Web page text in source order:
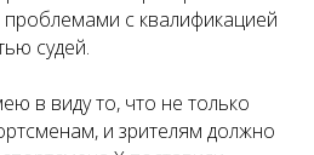
с квалификацией
судей.
в виду то, что не только
и зрителям должно